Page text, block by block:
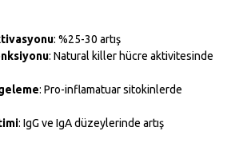
: %25-30 artış
: Natural killer hücre aktivitesinde
: Pro-inflamatuar sitokinlerde
: IgG ve IgA düzeylerinde artış